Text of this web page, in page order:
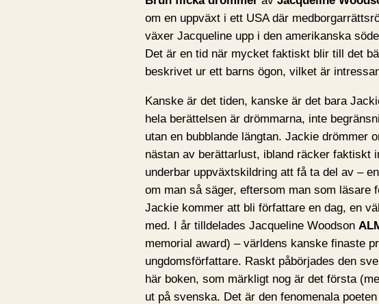
om en uppväxt i ett USA där
växer Jacqueline upp i den amerikanska
Det är en tid när mycket faktiskt blir till det
beskrivet ur ett barns ögon, vilket är
Kanske är det tiden, kanske är det bara
hela berättelsen är drömmarna, inte
utan en bubblande längtan. Jackie drömmer
nästan av berättarlust, ibland räcker faktiskt
underbar uppväxtskildring att få ta del av –
om man så säger, eftersom man som läsare
Jackie kommer att bli författare en dag, en
med. I år tilldelades Jacqueline Woodson
memorial award) – världens kanske finaste
ungdomsförfattare. Raskt påbörjades den
här boken, som märkligt nog är det första
ut på svenska. Det är den fenomenala poeten